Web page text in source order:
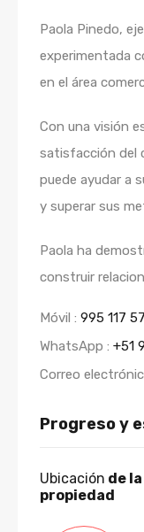
Paola Pinedo,
experimentada
en el área
Con una visión
satisfacción del
puede ayudar a
y superar sus
Paola ha
construir
Móvil : 995 117
WhatsApp : +51
Correo
Progreso y
Ubicación de la
propiedad